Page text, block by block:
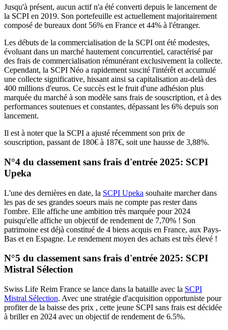
Jusqu'à présent, aucun actif n'a été converti depuis le lancement de
la SCPI en 2019. Son portefeuille est actuellement majoritairement
composé de bureaux dont 56% en France et 44% à l'étranger.
Les débuts de la commercialisation de la SCPI ont été modestes,
évoluant dans un marché hautement concurrentiel, caractérisé par
des frais de commercialisation rémunérant exclusivement la collecte.
Cependant, la SCPI Néo a rapidement suscité l'intérêt et accumulé
une collecte significative, hissant ainsi sa capitalisation au-delà des
400 millions d'euros. Ce succès est le fruit d'une adhésion plus
marquée du marché à son modèle sans frais de souscription, et à des
performances soutenues et constantes, dépassant les 6% depuis son
lancement.
Il est à noter que la SCPI a ajusté récemment son prix de
souscription, passant de 180€ à 187€, soit une hausse de 3,88%.
N°4 du classement sans frais d'entrée 2025: SCPI
Upeka
L'une des dernières en date, la SCPI Upeka souhaite marcher dans
les pas de ses grandes soeurs mais ne compte pas rester dans
l'ombre. Elle affiche une ambition très marquée pour 2024
puisqu'elle affiche un objectif de rendement de 7,70% ! Son
patrimoine est déjà constitué de 4 biens acquis en France, aux Pays-
Bas et en Espagne. Le rendement moyen des achats est très élevé !
N°5 du classement sans frais d'entrée 2025: SCPI
Mistral Sélection
Swiss Life Reim France se lance dans la bataille avec la SCPI
Mistral Sélection. Avec une stratégie d'acquisition opportuniste pour
profiter de la baisse des prix , cette jeune SCPI sans frais est décidée
à briller en 2024 avec un objectif de rendement de 6.5%.